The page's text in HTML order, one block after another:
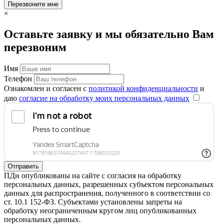
Перезвоните мне
×
Оставьте заявку и мы обязательно Вам
перезвоним
Имя
Телефон
Ознакомлен и согласен с политикой конфиденциальности и
даю согласие на обработку моих персональных данных
Отправить
ПДн опубликованы на сайте с согласия на обработку
персональных данных, разрешенных субъектом персональных
данных для распространения, полученного в соответствии со
ст. 10.1 152-ФЗ. Субъектами установлены запреты на
обработку неограниченным кругом лиц опубликованных
персональных данных.